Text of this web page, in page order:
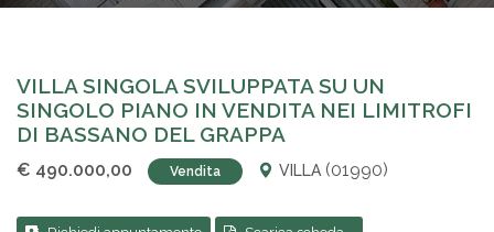
VILLA SINGOLA SVILUPPATA SU UN SINGOLO
VILLA SINGOLA SVILUPPATA SU UN
SINGOLO PIANO IN VENDITA NEI LIMITROFI
DI BASSANO DEL GRAPPA
€ 490.000,00 Vendita VILLA (01990)